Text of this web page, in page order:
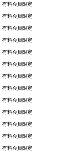
有料会員限定
有料会員限定
有料会員限定
有料会員限定
有料会員限定
有料会員限定
有料会員限定
有料会員限定
有料会員限定
有料会員限定
有料会員限定
有料会員限定
有料会員限定